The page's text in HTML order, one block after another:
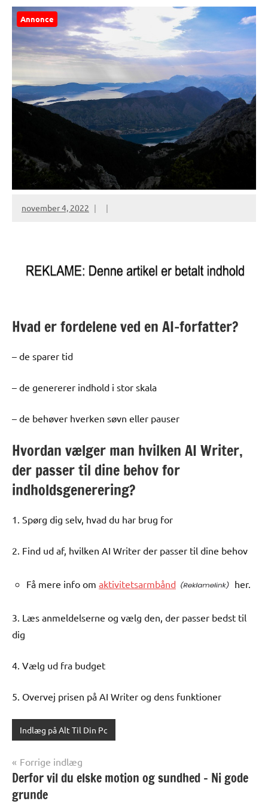
Annonce
november 4, 2022
Hvad er fordelene ved en AI-forfatter?
– de sparer tid
– de genererer indhold i stor skala
– de behøver hverken søvn eller pauser
Hvordan vælger man hvilken AI Writer,
der passer til dine behov for
indholdsgenerering?
1. Spørg dig selv, hvad du har brug for
2. Find ud af, hvilken AI Writer der passer til dine behov
Få mere info om aktivitetsarmbånd her.
3. Læs anmeldelserne og vælg den, der passer bedst til
dig
4. Vælg ud fra budget
5. Overvej prisen på AI Writer og dens funktioner
Indlæg på Alt Til Din Pc
Indlægsnavigation
Forrige indlæg
Derfor vil du elske motion og sundhed – Ni gode
grunde